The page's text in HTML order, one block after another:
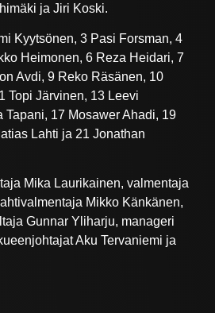
ja Jiri Koski.
Kyytsönen, 3 Pasi Forsman, 4
Heimonen, 6 Reza Heidari, 7
Avdi, 9 Reko Räsänen, 10
Topi Järvinen, 13 Leevi
Tapani, 17 Mosawer Ahadi, 19
Lahti ja 21 Jonathan
Mika Laurikainen, valmentaja
Mikko Känkänen,
Gunnar Yliharju, manageri
Aku Tervaniemi ja